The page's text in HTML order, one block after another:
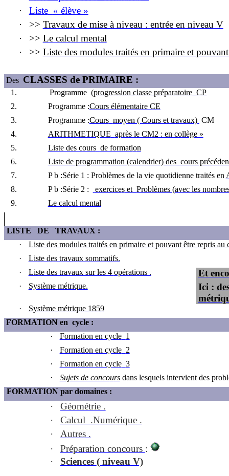
·
Liste « élève »
·
>> Travaux de mise à niveau : entrée en niveau V
·
>> Le calcul mental
·
>> Liste des modules traités en primaire et
Des CLASSES de PRIMAIRE :
1. Programme (progression classe préparatoire CP
2.
Programme :Cours élémentaire CE
3.
Programme :Cours moyen ( Cours et travaux) CM
4.
ARITHMETIQUE après le CM2 : en collège »
5.
Liste des cours de formation
6.
Liste de programmation (calendrier) des cours
7.
P b :Série1 : Problèmes de la vie quotidienne traités en
8.
P b :Série2 : exerciceset Problèmes (avec les
9.
Le calcul mental
LISTE DE
TRAVAUX :
·
Liste des modules traités en primaire et pouvant être repris au
·
Liste des travaux sommatifs.
·
Liste des travaux sur les 4 opérations . Et
· Système métrique. Ici :
·
Système métrique 1859
FORMATION en cycle :
·
Formation en cycle 1
·
Formation en cycle 2
·
Formation en cycle 3
·
Sujets de concoursdans lesquels intervient des
FORMATION par domaines :
·
Géométrie .
·
Calcul .Numérique .
·
Autres .
·
Préparation concours :
·
Sciences ( niveau V)